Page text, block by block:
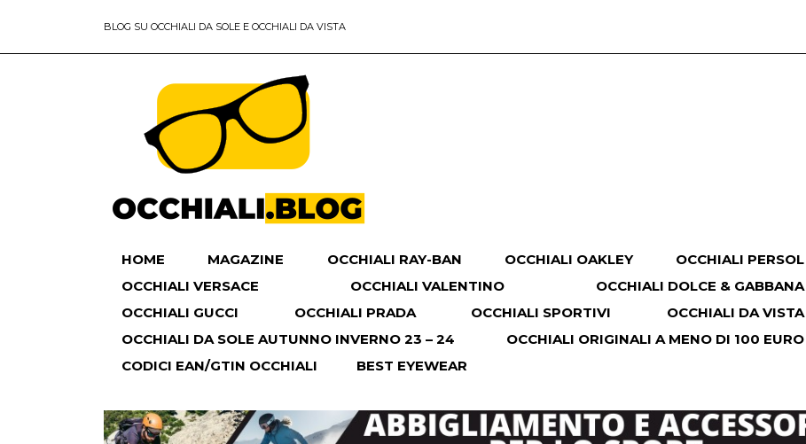
BLOG SU OCCHIALI DA SOLE E OCCHIALI DA VISTA
HOME MAGAZINE OCCHIALI RAY-BAN OCCHIALI OAKLEY
OCCHIALI PERSOL
OCCHIALI VERSACE
OCCHIALI VALENTINO
OCCHIALI DOLCE & GABBANA
OCCHIALI GUCCI
OCCHIALI PRADA OCCHIALI SPORTIVI
OCCHIALI DA VISTA
OCCHIALI DA SOLE AUTUNNO INVERNO 23 – 24
OCCHIALI ORIGINALI A MENO DI 100 EURO
CODICI EAN/GTIN OCCHIALI
BEST EYEWEAR